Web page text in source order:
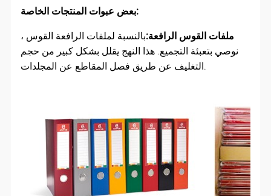
بعض عبوات المنتجات الخاصة:
ملفات القوس الرافعة:بالنسبة لملفات الرافعة القوس ،
نوصي بتعبئة التجميع. هذا النهج يقلل بشكل كبير من حجم
التغليف عن طريق فصل المقاطع عن المجلدات.